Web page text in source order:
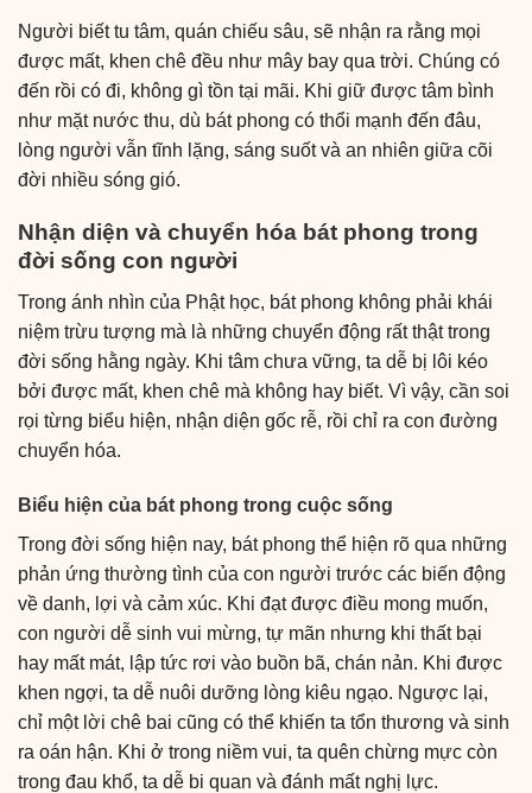
Người biết tu tâm, quán chiếu sâu, sẽ nhận ra rằng mọi
được mất, khen chê đều như mây bay qua trời. Chúng có
đến rồi có đi, không gì tồn tại mãi. Khi giữ được tâm bình
như mặt nước thu, dù bát phong có thổi mạnh đến đâu,
lòng người vẫn tĩnh lặng, sáng suốt và an nhiên giữa cõi
đời nhiều sóng gió.
Nhận diện và chuyển hóa bát phong trong
đời sống con người
Trong ánh nhìn của Phật học, bát phong không phải khái
niệm trừu tượng mà là những chuyển động rất thật trong
đời sống hằng ngày. Khi tâm chưa vững, ta dễ bị lôi kéo
bởi được mất, khen chê mà không hay biết. Vì vậy, cần soi
rọi từng biểu hiện, nhận diện gốc rễ, rồi chỉ ra con đường
chuyển hóa.
Biểu hiện của bát phong trong cuộc sống
Trong đời sống hiện nay, bát phong thể hiện rõ qua những
phản ứng thường tình của con người trước các biến động
về danh, lợi và cảm xúc. Khi đạt được điều mong muốn,
con người dễ sinh vui mừng, tự mãn nhưng khi thất bại
hay mất mát, lập tức rơi vào buồn bã, chán nản. Khi được
khen ngợi, ta dễ nuôi dưỡng lòng kiêu ngạo. Ngược lại,
chỉ một lời chê bai cũng có thể khiến ta tổn thương và sinh
ra oán hận. Khi ở trong niềm vui, ta quên chừng mực còn
trong đau khổ, ta dễ bi quan và đánh mất nghị lực.